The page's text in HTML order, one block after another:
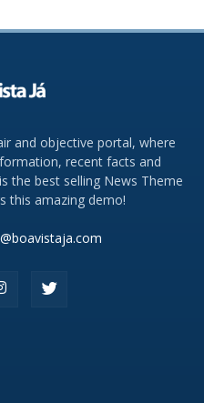
and objective portal, where
recent facts and
the best selling News Theme
this amazing demo!